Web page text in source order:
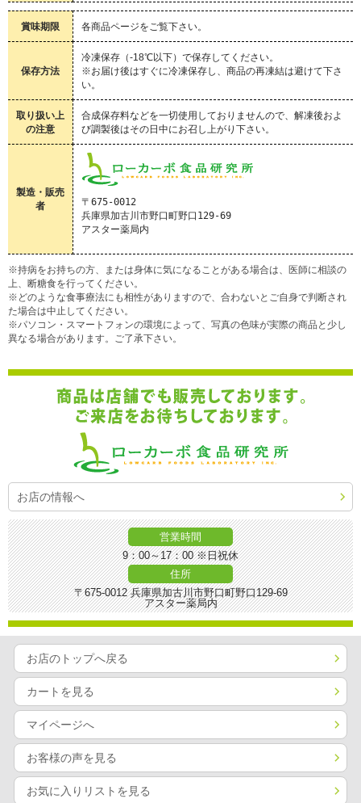
賞味期限 各商品ページをご覧下さい。
保存方法
冷凍保存（-18℃以下）で保存してください。
※お届け後はすぐに冷凍保存し、商品の再凍結は避けて下さ
い。
取り扱い上
の注意
合成保存料などを一切使用しておりませんので、解凍後およ
び調製後はその日中にお召し上がり下さい。
製造・販売
者
〒675-0012
兵庫県加古川市野口町野口129-69
※持病をお持ちの方、または身体に気になることがある場合は、医師に相談の
上、断糖食を行ってください。
※どのような食事療法にも相性がありますので、合わないとご自身で判断され
た場合は中止してください。
※パソコン・スマートフォンの環境によって、写真の色味が実際の商品と少し
異なる場合があります。ご了承下さい。
お店の情報へ
営業時間
9：00～17：00 ※日祝休
住所
〒675-0012 兵庫県加古川市野口町野口129-69
アスター薬局内
お店のトップへ戻る
カートを見る
マイページへ
お客様の声を見る
お気に入りリストを見る